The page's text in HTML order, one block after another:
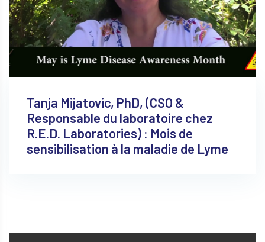
Tanja Mijatovic, PhD, (CSO &
Responsable du laboratoire chez
R.E.D. Laboratories) : Mois de
sensibilisation à la maladie de Lyme